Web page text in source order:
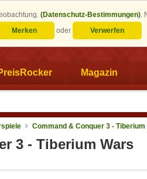
(Datenschutz-Bestimmungen).
Merken
oder Verwerfen
Magazin
Command & Conquer 3 - Tiberium
3 - Tiberium Wars